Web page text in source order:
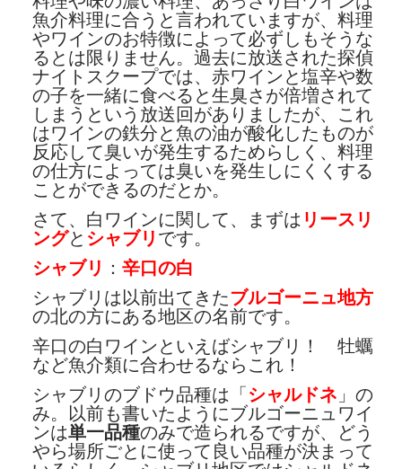
魚介料理に合うと言われていますが、料理
やワインのお特徴によって必ずしもそうな
るとは限りません。過去に放送された探偵
ナイトスクープでは、赤ワインと塩辛や数
の子を一緒に食べると生臭さが倍増されて
しまうという放送回がありましたが、これ
はワインの鉄分と魚の油が酸化したものが
反応して臭いが発生するためらしく、料理
の仕方によっては臭いを発生しにくくする
ことができるのだとか。
さて、白ワインに関して、まずは リースリ
ングと シャブリ です。
シャブリ ： 辛口の白
シャブリは以前出てきたブルゴーニュ地方
の北の方にある地区の名前です。
辛口の白ワインといえばシャブリ！ 牡蠣
など魚介類に合わせるならこれ！
シャブリのブドウ品種は「シャルドネ 」の
み。以前も書いたようにブルゴーニュワイ
ンは単一品種のみで造られるですが、どう
やら場所ごとに使って良い品種が決まって